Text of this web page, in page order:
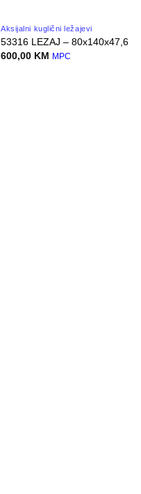
Aksijalni kuglični ležajevi
53316 LEZAJ – 80x140x47,6
600,00 KM MPC